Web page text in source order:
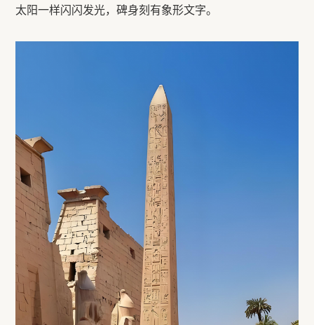
太阳一样闪闪发光，碑身刻有象形文字。